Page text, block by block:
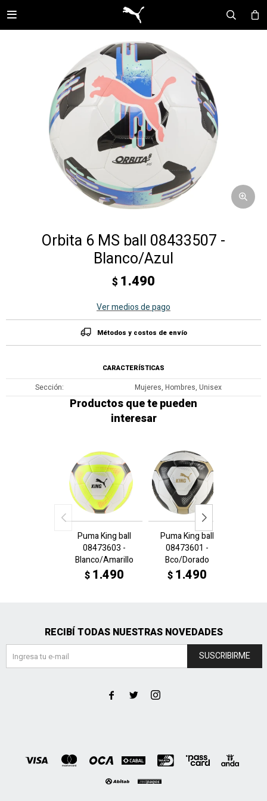

Orbita 6 MS ball 08433507 -
Blanco/Azul
$ 1.490
Ver medios de pago
Métodos y costos de envío
CARACTERÍSTICAS
Sección Mujeres, Hombres, Unisex
Productos que te pueden
interesar
Puma King ball
08473603 -
Blanco/Amarillo
$ 1.490
Puma King ball
08473601 -
Bco/Dorado
$ 1.490
RECIBÍ TODAS NUESTRAS NOVEDADES
SUSCRIBIRME
  